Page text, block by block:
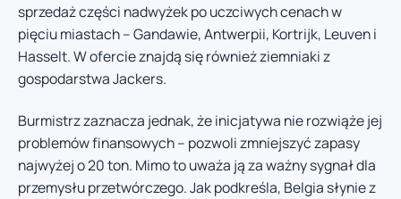
sprzedaż części nadwyżek po uczciwych cenach w
pięciu miastach – Gandawie, Antwerpii, Kortrijk, Leuven i
Hasselt. W ofercie znajdą się również ziemniaki z
gospodarstwa Jackers.
Burmistrz zaznacza jednak, że inicjatywa nie rozwiąże jej
problemów finansowych – pozwoli zmniejszyć zapasy
najwyżej o 20 ton. Mimo to uważa ją za ważny sygnał dla
przemysłu przetwórczego. Jak podkreśla, Belgia słynie z